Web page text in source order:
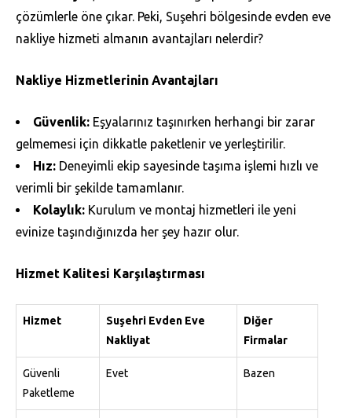
çözümlerle öne çıkar. Peki, Suşehri bölgesinde evden eve
nakliye hizmeti almanın avantajları nelerdir?
Nakliye Hizmetlerinin Avantajları
Güvenlik: Eşyalarınız taşınırken herhangi bir zarar
gelmemesi için dikkatle paketlenir ve yerleştirilir.
Hız: Deneyimli ekip sayesinde taşıma işlemi hızlı ve
verimli bir şekilde tamamlanır.
Kolaylık: Kurulum ve montaj hizmetleri ile yeni
evinize taşındığınızda her şey hazır olur.
Hizmet Kalitesi Karşılaştırması
Hizmet
Suşehri Evden Eve
Nakliyat
Diğer
Firmalar
Güvenli
Paketleme
Evet Bazen